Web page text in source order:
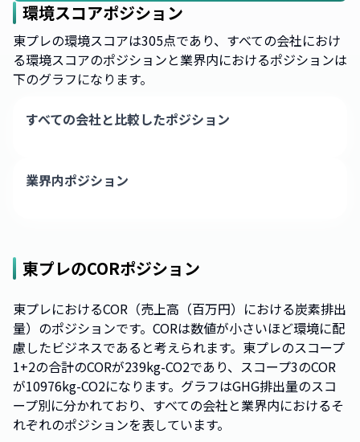
環境スコアポジション
東プレの環境スコアは305点であり、すべての会社におけ
る環境スコアのポジションと業界内におけるポジションは
下のグラフになります。
すべての会社と比較したポジション
業界内ポジション
東プレのCORポジション
東プレにおけるCOR（売上高（百万円）における炭素排出
量）のポジションです。CORは数値が小さいほど環境に配
慮したビジネスであると考えられます。東プレのスコープ
1+2の合計のCORが239kg-CO2であり、スコープ3のCOR
が10976kg-CO2になります。グラフはGHG排出量のスコ
ープ別に分かれており、すべての会社と業界内におけるそ
れぞれのポジションを表しています。